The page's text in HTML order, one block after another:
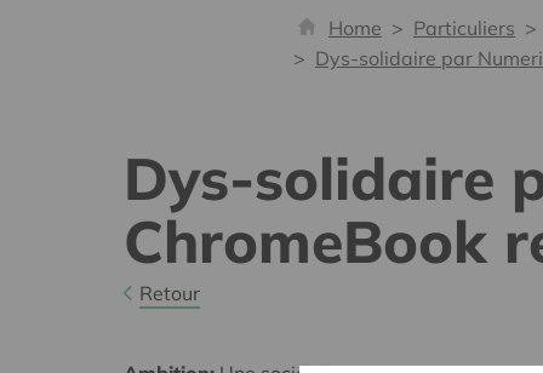
Home Particuliers
Dys-solidaire par
Dys-solidaire
ChromeBook
Retour